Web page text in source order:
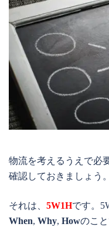
物流を考えるうえで必
確認しておきましょう。
それは、 5W1Hです。
When, Why, Howのこと